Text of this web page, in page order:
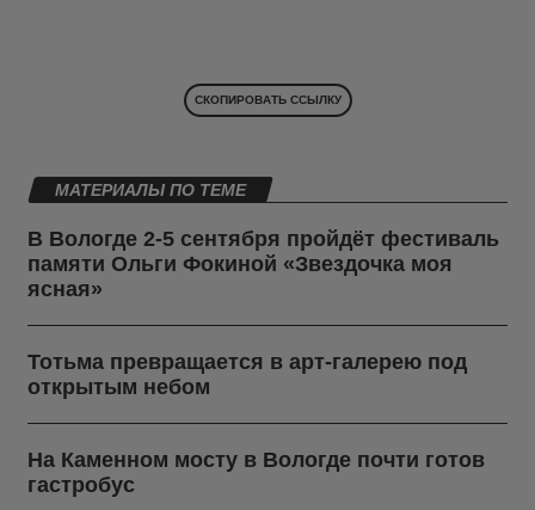
СКОПИРОВАТЬ ССЫЛКУ
МАТЕРИАЛЫ ПО ТЕМЕ
В Вологде 2-5 сентября пройдёт фестиваль
памяти Ольги Фокиной «Звездочка моя
ясная»
Тотьма превращается в арт-галерею под
открытым небом
На Каменном мосту в Вологде почти готов
гастробус